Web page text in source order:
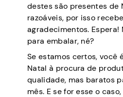
destes são presentes de
razoáveis, por isso
agradecimentos. Espera!
para embalar, né?
Se estamos certos, você
Natal à procura de
qualidade, mas baratos
mês. E se for esse o